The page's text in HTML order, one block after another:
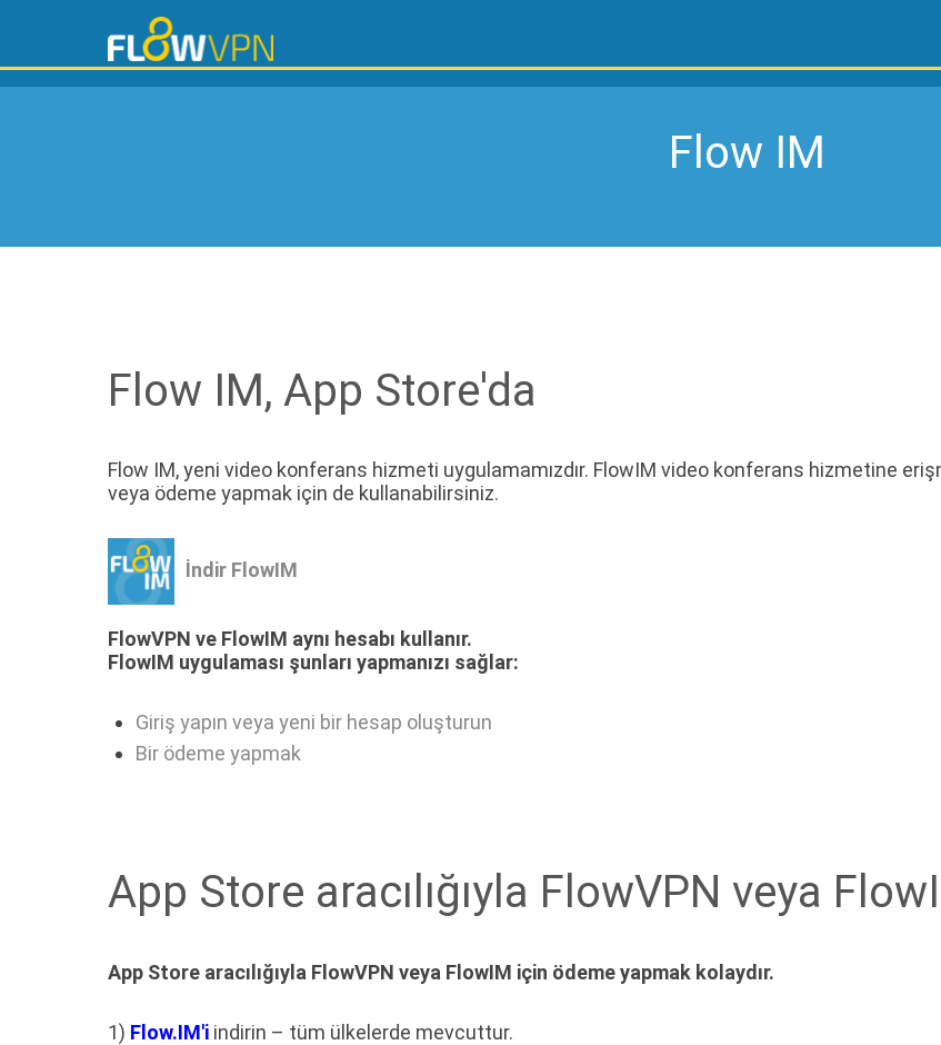
Flow IM
Flow IM, App Store'da
Flow IM, yeni video konferans hizmeti uygulamamızdır. FlowIM video konferans hizmetine
veya ödeme yapmak için de kullanabilirsiniz.
İndir FlowIM
FlowVPN ve FlowIM aynı hesabı kullanır.
FlowIM uygulaması şunları yapmanızı sağlar:
Giriş yapın veya yeni bir hesap oluşturun
Bir ödeme yapmak
App Store aracılığıyla FlowVPN veya
App Store aracılığıyla FlowVPN veya FlowIM için ödeme yapmak kolaydır.
1) Flow.IM'i indirin – tüm ülkelerde mevcuttur.